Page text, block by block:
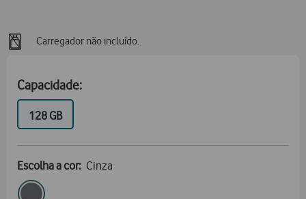
Carregador não incluído.
Capacidade:
128 GBGB
Escolha a cor: Cinza